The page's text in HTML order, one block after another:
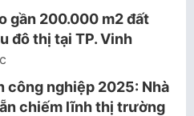
gần 200.000 m2 đất
đô thị tại TP. Vinh
công nghiệp 2025: Nhà
chiếm lĩnh thị trường